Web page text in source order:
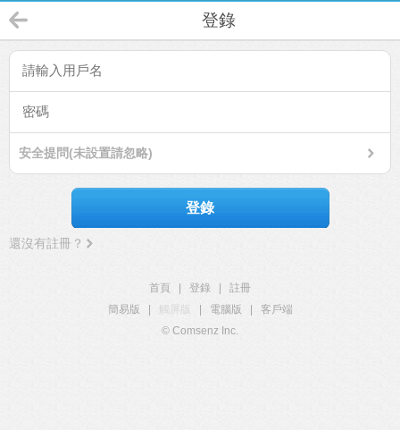
登錄
安全提問(未設置請忽略)
登錄
還沒有註冊？
首頁 登錄
註冊
簡易版
觸屏版 電腦版
客戶端
© Comsenz Inc.